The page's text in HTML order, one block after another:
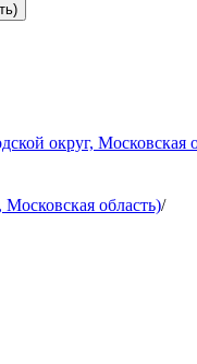
округ, Московская
область)/